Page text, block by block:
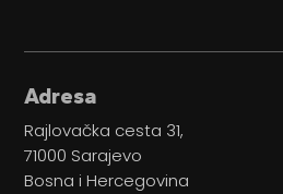
Adresa
Rajlovačka cesta 31,
71000 Sarajevo
Bosna i Hercegovina